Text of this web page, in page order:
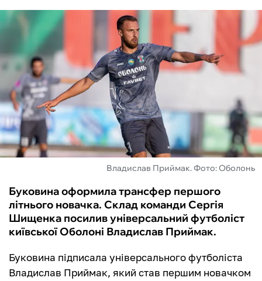
КІБЕРСПОРТ
ЧС-2026
ФУТЗАЛ
ІНШІ
БУКМЕКЕРИ
Владислав Приймак. Фото: Оболонь
Буковина оформила трансфер першого
літнього новачка. Склад команди Сергія
Шищенка посилив універсальний футболіст
київської Оболоні Владислав Приймак.
Буковина підписала універсального футболіста
Владислав Приймак, який став першим новачком